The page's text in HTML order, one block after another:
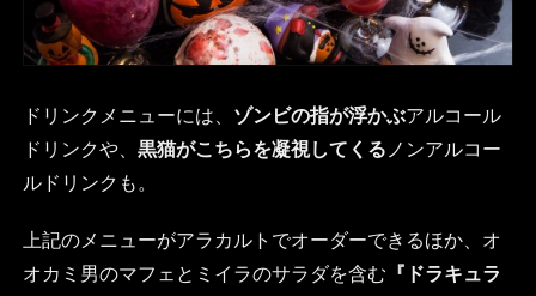
ドリンクメニューには、 ゾンビの指が浮かぶアルコール
ドリンクや、 黒猫がこちらを凝視してくる ノンアルコー
ルドリンクも。
上記のメニューがアラカルトでオーダーできるほか、オ
オカミ男のマフェとミイラのサラダを含む 『ドラキュラ